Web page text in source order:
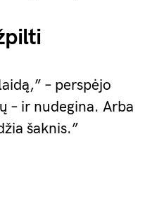
– perspėjo
– ir nudegina. Arba
šaknis.”